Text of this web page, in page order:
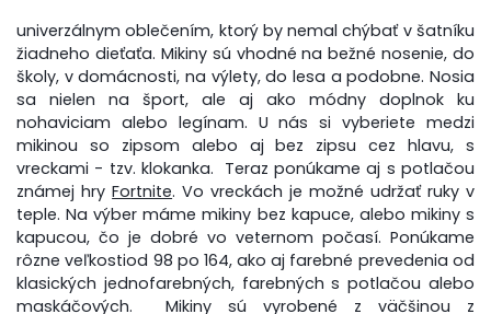
univerzálnym oblečením, ktorý by nemal chýbať v šatníku
žiadneho dieťaťa. Mikiny sú vhodné na bežné nosenie, do
školy, v domácnosti, na výlety, do lesa a podobne. Nosia
sa nielen na šport, ale aj ako módny doplnok ku
nohaviciam alebo legínam. U nás si vyberiete medzi
mikinou so zipsom alebo aj bez zipsu cez hlavu, s
vreckami - tzv. klokanka. Teraz ponúkame aj s potlačou
známej hryFortnite. Vo vreckách je možné udržať ruky v
teple. Na výber máme mikiny bez kapuce, alebo mikiny s
kapucou, čo je dobré vo veternom počasí. Ponúkame
rôzne veľkostiod 98 po 164, ako aj farebné prevedenia od
klasických jednofarebných, farebných s potlačou alebo
maskáčových. Mikiny sú vyrobené z väčšinou z